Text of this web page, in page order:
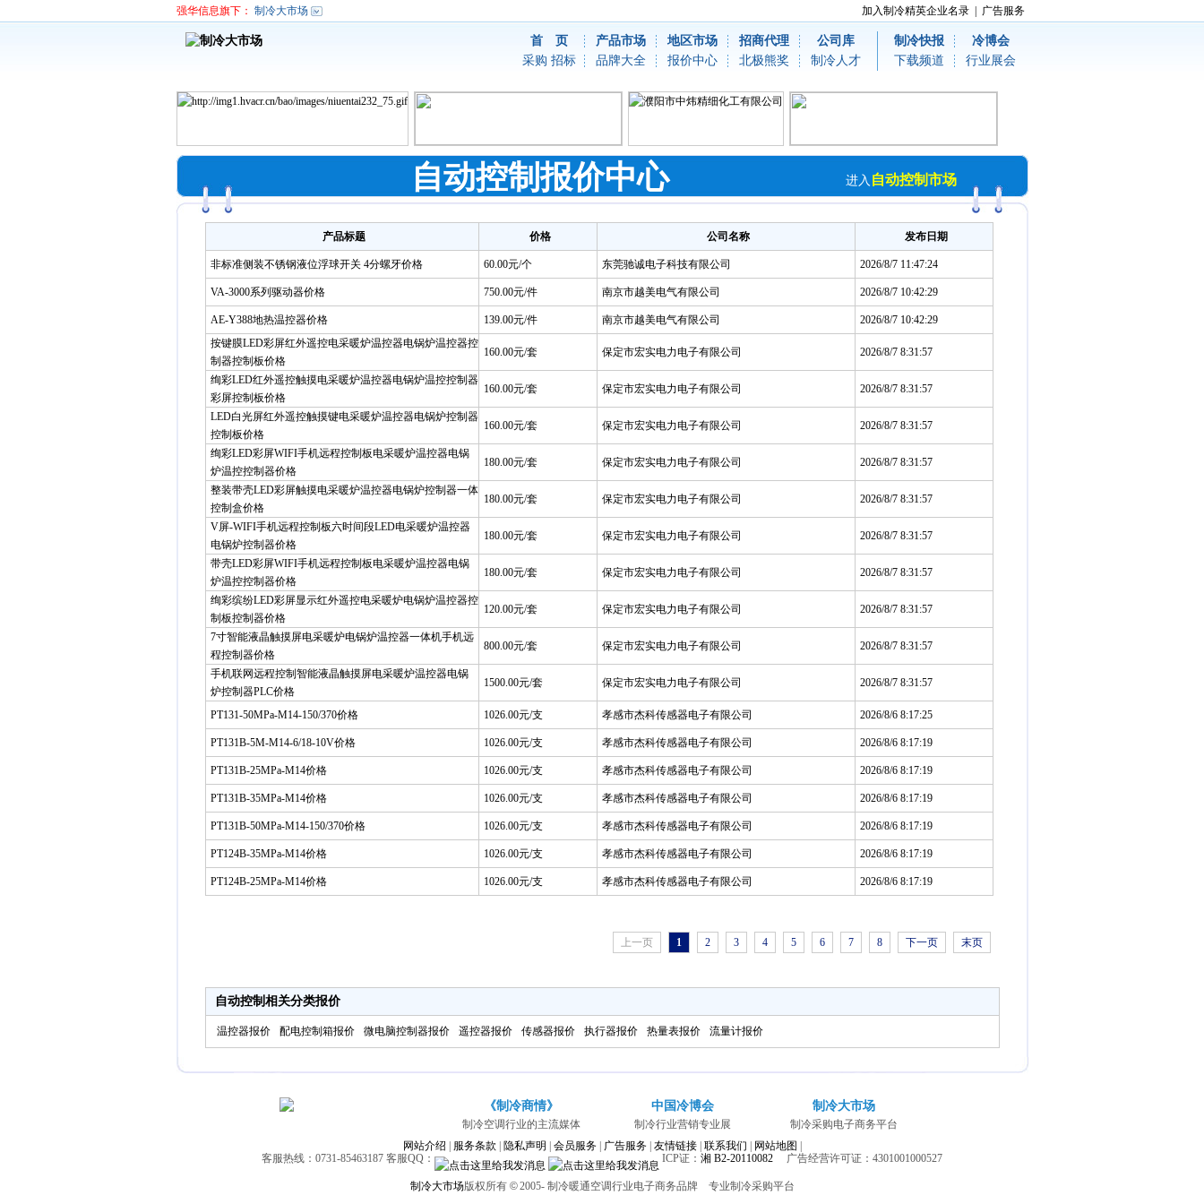
强华信息旗下： 制冷大市场 加入制冷精英企业名录 广告服务
首 页 产品市场 地区市场 招商代理 公司库 制冷快报
冷博会
采购 招标 品牌大全 报价中心 北极熊奖 制冷人才 下载频道 行业展会
进入 自动控制市场
自动控制报价中心
产品标题 价格 公司名称 发布日期
非标准侧装不锈钢液位浮球开关 4分螺牙价格 60.00元/个 东莞驰诚电子科技有限公司 2026/8/7 11:47:24
VA-3000系列驱动器价格 750.00元/件 南京市越美电气有限公司 2026/8/7 10:42:29
AE-Y388地热温控器价格 139.00元/件 南京市越美电气有限公司
2026/8/7 10:42:29
按键膜LED彩屏红外遥控电采暖炉温控器电锅炉温控器控
制器控制板价格
160.00元/套 保定市宏实电力电子有限公司 2026/8/7 8:31:57
绚彩LED红外遥控触摸电采暖炉温控器电锅炉温控控制器
彩屏控制板价格
160.00元/套 保定市宏实电力电子有限公司 2026/8/7 8:31:57
LED白光屏红外遥控触摸键电采暖炉温控器电锅炉控制器
控制板价格
160.00元/套 保定市宏实电力电子有限公司 2026/8/7 8:31:57
绚彩LED彩屏WIFI手机远程控制板电采暖炉温控器电锅
炉温控控制器价格
180.00元/套 保定市宏实电力电子有限公司 2026/8/7 8:31:57
整装带壳LED彩屏触摸电采暖炉温控器电锅炉控制器一体
控制盒价格
180.00元/套 保定市宏实电力电子有限公司 2026/8/7 8:31:57
V屏-WIFI手机远程控制板六时间段LED电采暖炉温控器
电锅炉控制器价格
180.00元/套 保定市宏实电力电子有限公司 2026/8/7 8:31:57
带壳LED彩屏WIFI手机远程控制板电采暖炉温控器电锅
炉温控控制器价格
180.00元/套 保定市宏实电力电子有限公司 2026/8/7 8:31:57
绚彩缤纷LED彩屏显示红外遥控电采暖炉电锅炉温控器控
制板控制器价格
120.00元/套 保定市宏实电力电子有限公司 2026/8/7 8:31:57
7寸智能液晶触摸屏电采暖炉电锅炉温控器一体机手机远
程控制器价格
800.00元/套 保定市宏实电力电子有限公司 2026/8/7 8:31:57
手机联网远程控制智能液晶触摸屏电采暖炉温控器电锅
炉控制器PLC价格
1500.00元/套 保定市宏实电力电子有限公司 2026/8/7 8:31:57
PT131-50MPa-M14-150/370价格 1026.00元/支 孝感市杰科传感器电子有限公司 2026/8/6 8:17:25
PT131B-5M-M14-6/18-10V价格 1026.00元/支 孝感市杰科传感器电子有限公司 2026/8/6 8:17:19
PT131B-25MPa-M14价格 1026.00元/支 孝感市杰科传感器电子有限公司 2026/8/6 8:17:19
PT131B-35MPa-M14价格 1026.00元/支 孝感市杰科传感器电子有限公司 2026/8/6 8:17:19
PT131B-50MPa-M14-150/370价格 1026.00元/支 孝感市杰科传感器电子有限公司 2026/8/6 8:17:19
PT124B-35MPa-M14价格 1026.00元/支 孝感市杰科传感器电子有限公司 2026/8/6 8:17:19
PT124B-25MPa-M14价格 1026.00元/支 孝感市杰科传感器电子有限公司 2026/8/6 8:17:19
上一页 1 2 3 4 5 6 7 8 下一页 末页
自动控制相关分类报价
温控器报价 配电控制箱报价 微电脑控制器报价 遥控器报价 传感器报价 执行器报价 热量表报价 流量计报价
《制冷商情》
制冷空调行业的主流媒体
中国冷博会
制冷行业营销专业展
制冷大市场
制冷采购电子商务平台
网站介绍
服务条款 隐私声明 会员服务| 广告服务| 友情链接| 联系我们 网站地图
客服热线：0731-85463187 客服QQ：
ICP证： 湘 B2-20110082 广告经营许可证：4301001000527
制冷大市场版权所有 ©2005-制冷暖通空调行业电子商务品牌 专业制冷采购平台